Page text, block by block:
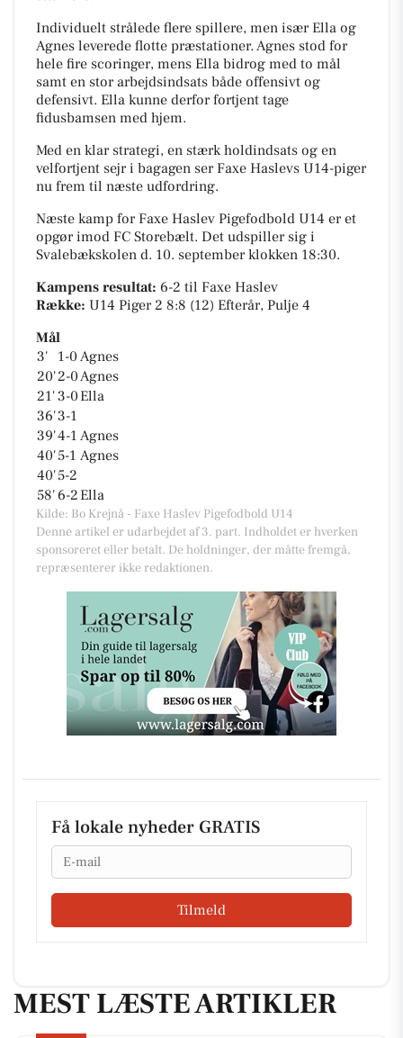
Individuelt strålede flere spillere, men især Ella og
Agnes leverede flotte præstationer. Agnes stod for
hele fire scoringer, mens Ella bidrog med to mål
samt en stor arbejdsindsats både offensivt og
defensivt. Ella kunne derfor fortjent tage
fidusbamsen med hjem.
Med en klar strategi, en stærk holdindsats og en
velfortjent sejr i bagagen ser Faxe Haslevs U14-piger
nu frem til næste udfordring.
Næste kamp for Faxe Haslev Pigefodbold U14 er et
opgør imod FC Storebælt. Det udspiller sig i
Svalebækskolen d. 10. september klokken 18:30.
Kampens resultat: 6-2 til Faxe Haslev
Række: U14 Piger 2 8:8 (12) Efterår, Pulje 4
Mål
3' 1-0Agnes
20'2-0Agnes
21'3-0Ella
36'3-1
39'4-1 Agnes
40'5-1 Agnes
40'5-2
58'6-2 Ella
Kilde: Bo Krejnå - Faxe Haslev Pigefodbold U14
Denne artikel er udarbejdet af 3. part. Indholdet er hverken
sponsoreret eller betalt. De holdninger, der måtte fremgå,
repræsenterer ikke redaktionen.
Få lokale nyheder GRATIS
Email
Tilmeld
MEST LÆSTE ARTIKLER